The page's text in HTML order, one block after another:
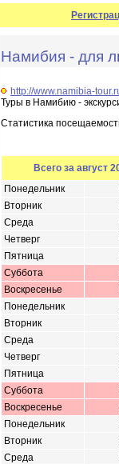
Намибия - для
http://www.namibia-
Туры в Намибию -
Статистика
Всего за август
Понедельник
Вторник
Среда
Четверг
Пятница
Суббота
Воскресенье
Понедельник
Вторник
Среда
Четверг
Пятница
Суббота
Воскресенье
Понедельник
Вторник
Среда